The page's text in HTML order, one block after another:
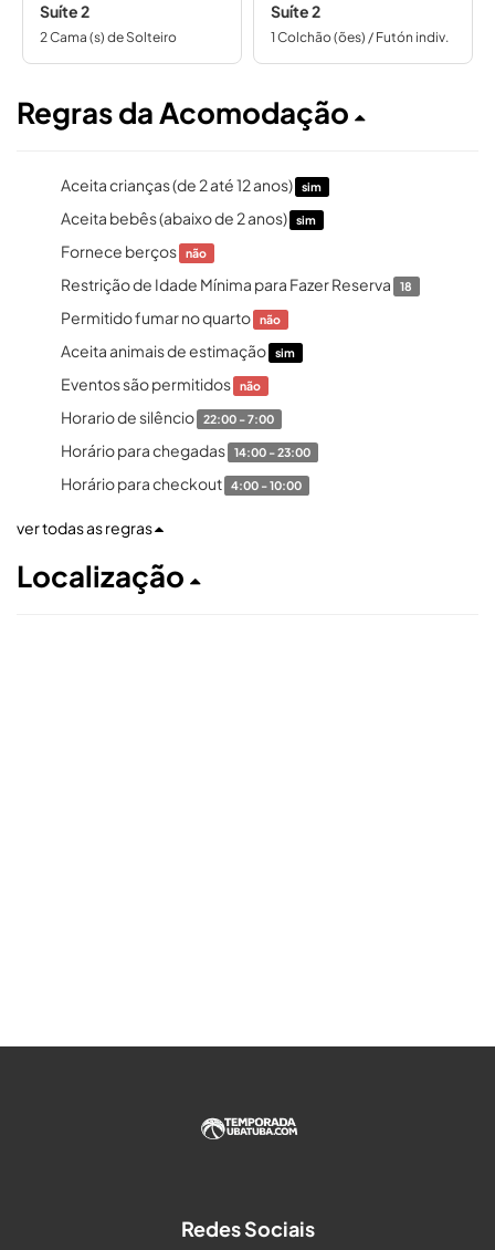
Suíte 2
2 Cama (s) de Solteiro
Suíte 2
1 Colchão (ões) / Futón indiv.
Regras da Acomodação
Aceita crianças (de 2 até 12 anos) sim
Aceita bebês (abaixo de 2 anos) sim
Fornece berços não
Restrição de Idade Mínima para Fazer Reserva 18
Permitido fumar no quarto não
Aceita animais de estimação sim
Eventos são permitidos não
Horario de silêncio 22:00 - 7:00
Horário para chegadas 14:00 - 23:00
Horário para checkout 4:00 - 10:00
ver todas as regras
Localização
Redes Sociais